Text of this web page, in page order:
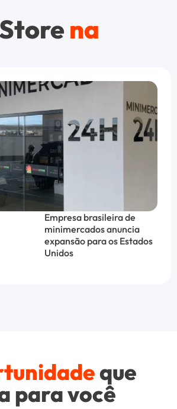
na
Empresa brasileira de
minimercados anuncia
expansão para os Estados
Unidos
que
para você